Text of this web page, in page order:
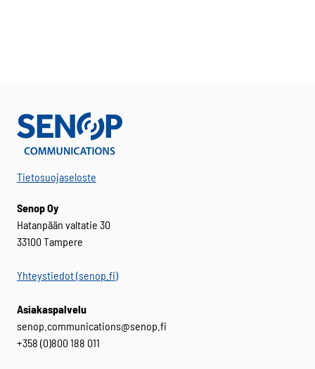
Tietosuojaseloste
Senop Oy
Hatanpään valtatie 30
33100 Tampere
Yhteystiedot (senop.fi)
Asiakaspalvelu
senop.communications@senop.fi
+358 (0)800 188 011